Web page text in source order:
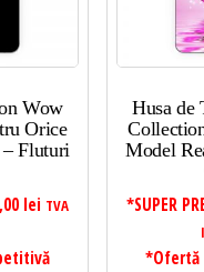
Wow
Orice
– Fluturi
lei TVA
Husa de
Model
*SUPER
*Ofertă